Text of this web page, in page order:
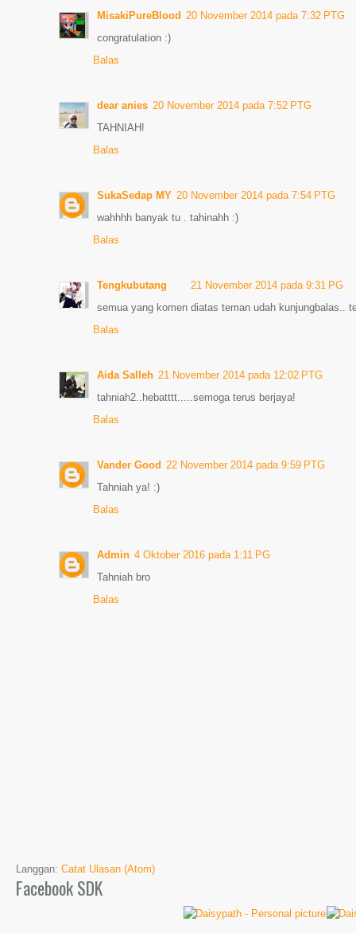
MisakiPureBlood 20 November 2014 pada 7:32 PTG
congratulation :)
Balas
dear anies 20 November 2014 pada 7:52 PTG
TAHNIAH!
Balas
SukaSedap MY 20 November 2014 pada 7:54 PTG
wahhhh banyak tu . tahinahh :)
Balas
Tengkubutang
21 November 2014 pada 9:31 PG
semua yang komen diatas teman udah kunjungbalas..
Balas
Aida Salleh 21 November 2014 pada 12:02 PTG
tahniah2..hebatttt.....semoga terus berjaya!
Balas
Vander Good 22 November 2014 pada 9:59 PTG
Tahniah ya! :)
Balas
Admin 4 Oktober 2016 pada 1:11 PG
Tahniah bro
Balas
Langgan: Catat Ulasan (Atom)
Facebook SDK